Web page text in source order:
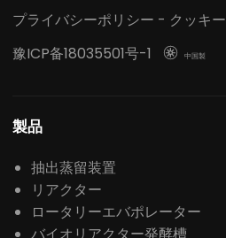
プライバシーポリシー - クッキー
豫ICP备18035501号-1
 中国製
製品
抽出蒸留装置
リアクター
ロータリーエバポレーター
バイオリアクター発酵槽